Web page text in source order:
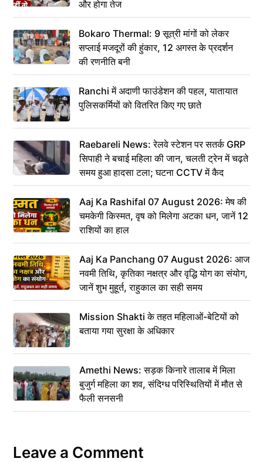
और होगा तेज
Bokaro Thermal: 9 सूत्री मांगों को लेकर
सप्लाई मजदूरों की हुंकार, 12 अगस्त के प्रदर्शन
की रणनीति बनी
Ranchi में अदाणी फाउंडेशन की पहल, यातायात
पुलिसकर्मियों को वितरित किए गए छाते
Raebareli News: रेलवे स्टेशन पर सतर्क GRP
सिपाही ने बचाई महिला की जान, चलती ट्रेन में चढ़ते
समय हुआ हादसा टला; घटना CCTV में कैद
Aaj Ka Rashifal 07 August 2026: मेष की
चमकेगी किस्मत, वृष को मिलेगा अटका धन, जानें 12
राशियों का हाल
Aaj Ka Panchang 07 August 2026: आज
नवमी तिथि, कृतिका नक्षत्र और वृद्धि योग का संयोग,
जानें शुभ मुहूर्त, राहुकाल का सही समय
Mission Shakti के तहत महिलाओं-बेटियों को
बताया गया सुरक्षा के अधिकार
Amethi News: सड़क किनारे तालाब में मिला
बुजुर्ग महिला का शव, संदिग्ध परिस्थितियों में मौत से
फैली सनसनी
Leave a Comment